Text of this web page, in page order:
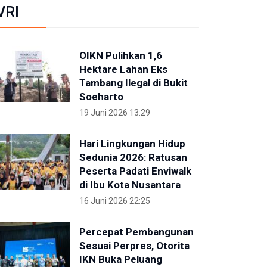
OIKN Pulihkan 1,6
Hektare Lahan Eks
Tambang Ilegal di Bukit
Soeharto
19 Juni 2026 13:29
Hari Lingkungan Hidup
Sedunia 2026: Ratusan
Peserta Padati Enviwalk
di Ibu Kota Nusantara
16 Juni 2026 22:25
Percepat Pembangunan
Sesuai Perpres, Otorita
IKN Buka Peluang